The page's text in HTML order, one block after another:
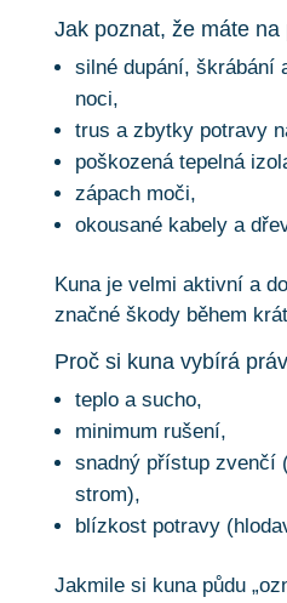
Jak poznat, že máte na
silné dupání, škrábání
noci,
trus a zbytky potravy
poškozená tepelná
zápach moči,
okousané kabely a
Kuna je velmi aktivní a
značné škody během
Proč si kuna vybírá
teplo a sucho,
minimum rušení,
snadný přístup zvenčí
strom),
blízkost potravy
Jakmile si kuna půdu